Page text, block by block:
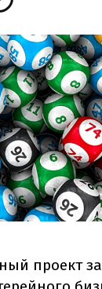
проект